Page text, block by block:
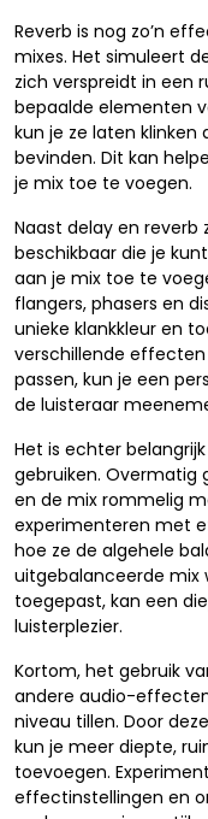
Reverb is nog zo’n
mixes. Het simuleert
zich verspreidt in een
bepaalde elementen
kun je ze laten
bevinden. Dit kan
je mix toe te voegen.
Naast delay en
beschikbaar die je
aan je mix toe te
flangers, phasers en
unieke klankkleur en
verschillende
passen, kun je een
de luisteraar
Het is echter
gebruiken. Overmatig
en de mix rommelig
experimenteren met
hoe ze de algehele
uitgebalanceerde mix
toegepast, kan een
luisterplezier.
Kortom, het gebruik
andere audio-
niveau tillen. Door
kun je meer diepte,
toevoegen.
effectinstellingen en